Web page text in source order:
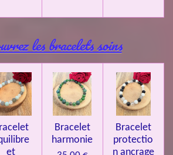
les bracelets soins
et
Bracelet
harmonie
Bracelet
protectio
n ancrage